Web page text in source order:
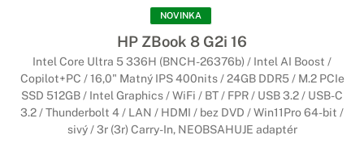
NOVINKA
HP ZBook 8 G2i 16
Intel Core Ultra 5 336H (BNCH-26376b) / Intel AI Boost /
Copilot+PC / 16,0" Matný IPS 400nits / 24GB DDR5 / M.2 PCIe
SSD 512GB / Intel Graphics / WiFi / BT / FPR / USB 3.2 / USB-C
3.2 / Thunderbolt 4 / LAN / HDMI / bez DVD / Win11Pro 64-bit /
sivý / 3r (3r) Carry-In, NEOBSAHUJE adaptér